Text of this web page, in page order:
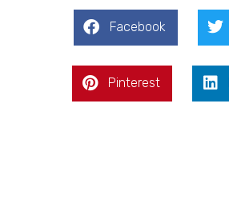
Facebook
Pinterest